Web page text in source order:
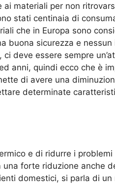
materiali per non
stati centinaia di
che in Europa sono
buona sicurezza e
deve essere sempre
anni, quindi ecco che è
di avere una
determinate
e di ridurre i
forte riduzione anche
domestici, si parla di